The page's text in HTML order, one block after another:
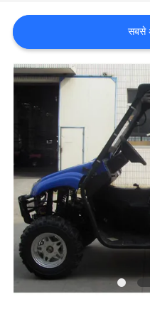
उद्धरण
की
विनती
साइटमैप
गोपनीयता
नीति
सबसे